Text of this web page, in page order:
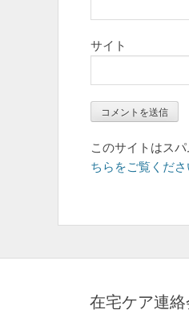
サイト
このサイトはス
ちらをご覧くださ
在宅ケア連絡